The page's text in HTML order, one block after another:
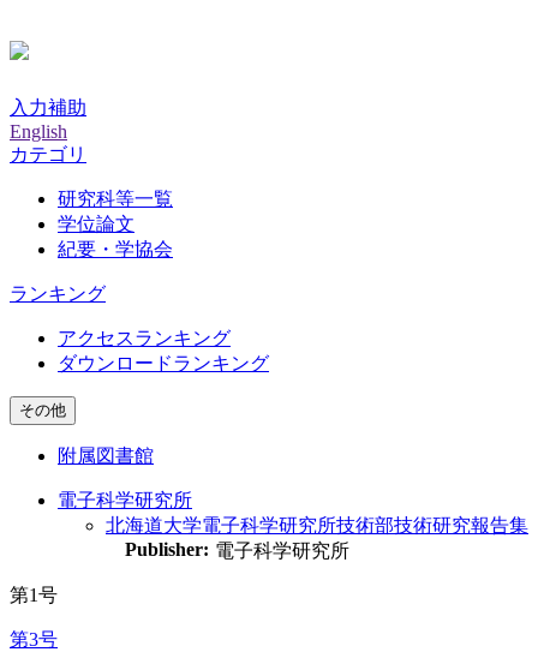
入力補助
English
カテゴリ
研究科等一覧
学位論文
紀要・学協会
ランキング
アクセスランキング
ダウンロードランキング
その他
附属図書館
電子科学研究所
北海道大学電子科学研究所技術部技術研究報告集
Publisher: 電子科学研究所
第1号
第3号